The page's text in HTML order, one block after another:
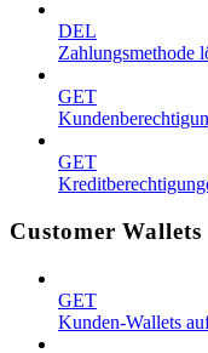
DEL
Zahlungsmethode
GET
GET
Customer Wallets
GET
Kunden-Wallets